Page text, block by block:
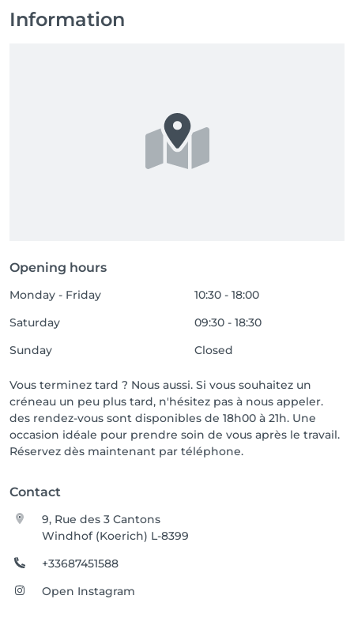
Information
Opening hours
Monday - Friday
10:30 - 18:00
Saturday
09:30 - 18:30
Sunday
Closed
Vous terminez tard ? Nous aussi. Si vous souhaitez un
créneau un peu plus tard, n'hésitez pas à nous appeler.
des rendez-vous sont disponibles de 18h00 à 21h. Une
occasion idéale pour prendre soin de vous après le travail.
Réservez dès maintenant par téléphone.
Contact
9, Rue des 3 Cantons
Windhof (Koerich) L-8399
+33687451588
Open Instagram